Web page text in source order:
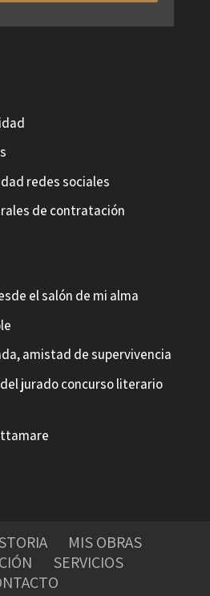
redes sociales
de contratación
el salón de mi alma
amistad de supervivencia
jurado concurso literario
MIS OBRAS
SERVICIOS